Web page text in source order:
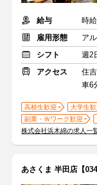
給与
雇用形態
ア
シフト
週2
アクセス
住
車6
高校生歓迎 大学生歓
副業・Ｗワーク歓迎
株式会社浜木綿の求人一
あさくま 半田店【034